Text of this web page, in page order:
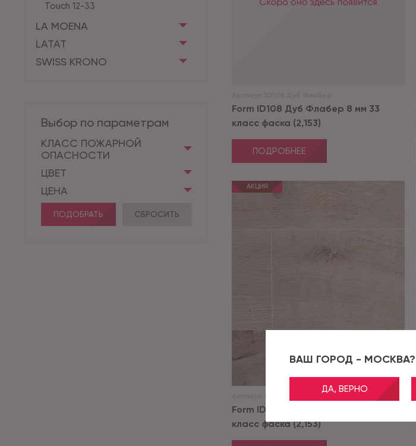
ВАШ ГОРОД - МОСКВА?
ДА, ВЕРНО
Touch 12-33
LA MOENA
LATAT
SWISS KRONO
Выбор по параметрам
КЛАСС ПОЖАРНОЙ
ОПАСНОСТИ
ЦВЕТ
ЦЕНА
ПОДОБРАТЬ СБРОСИТЬ
Form ID108 Дуб Флабер 8 мм 33
класс фаска (2,153)
ПОДРОБНЕЕ
АКЦИЯ
Form ID68 Дуб Нельсон 8 мм 33
класс фаска (2,153)